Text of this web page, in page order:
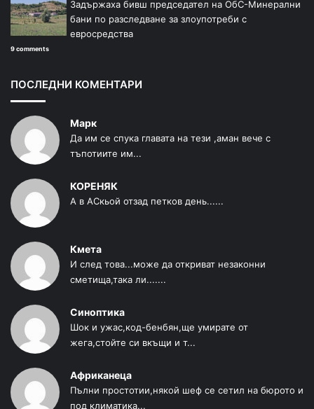
Задържаха бивш председател на ОбС-Минерални
бани по разследване за злоупотреби с
евросредства
9 comments
ПОСЛЕДНИ КОМЕНТАРИ
Марк
Да им се спука главата на тези ,аман вече с
тъпотиите им...
КОРЕНЯК
А в АСкьой отзад петков день......
Кмета
И след това...може да откриват незаконни
сметища,така ли.......
Синоптика
Шок и ужас,код-бенбян,ще умирате от
жега,стойте си вкъщи и т...
Африканеца
Пълни простотии,някой шеф се сетил на бюрото и
под климатика...